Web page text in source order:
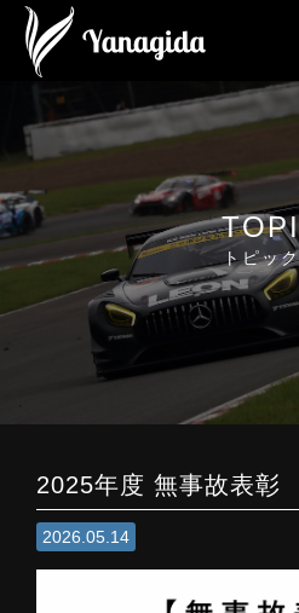
トピッ
2025年度 無事故表彰
2026.05.14